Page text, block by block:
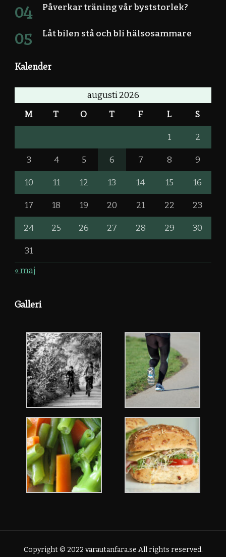
Påverkar träning vår byststorlek?
Låt bilen stå och bli hälsosammare
Kalender
augusti 2026
M T O T F L S
1 2
3 4 5 6 7 8 9
10 11 12 13 14 15 16
17 18 19 20 21 22 23
24 25 26 27 28 29 30
31
« maj
Galleri